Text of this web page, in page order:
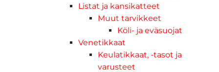
Listat ja kansikatteet
Muut tarvikkeet
Köli- ja eväsuojat
Venetikkaat
Keulatikkaat, -tasot ja
varusteet